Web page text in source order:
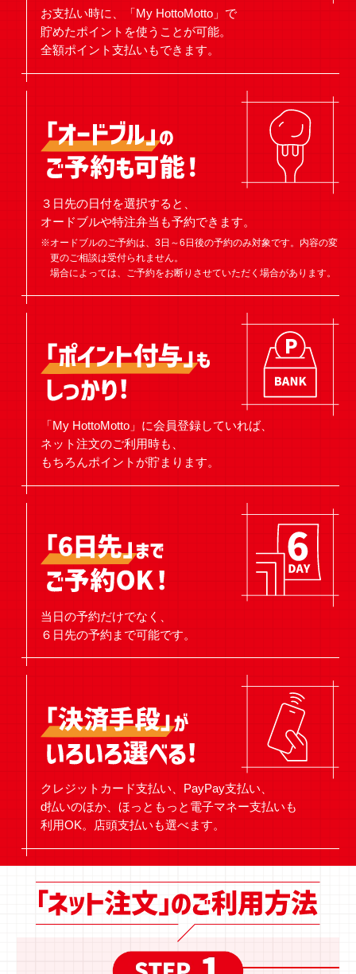
「My HottoMotto」に会員登録していれば、
ネット注文のご利用時も、
もちろんポイントが貯まります。
お支払い時に、「My HottoMotto」で
貯めたポイントを使うことが可能。
全額ポイント支払いもできます。
当日の予約だけでなく、
６日先の予約まで可能です。
３日先の日付を選択すると、
オードブルや特注弁当も予約できます。
※オードブルのご予約は、3日～6日後の予約のみ対象です。内容の変
更のご相談は受付られません。
場合によっては、ご予約をお断りさせていただく場合があります。
クレジットカード支払い、PayPay支払い、
d払いのほか、ほっともっと電子マネー支払いも
利用OK。店頭支払いも選べます。